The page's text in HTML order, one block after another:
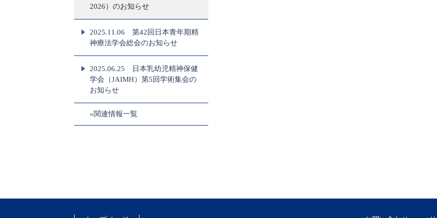
2026）のお知らせ
2025.11.06 第42回日本青年期精
神療法学会総会のお知らせ
2025.06.25 日本乳幼児精神保健
学会（JAIMH）第5回学術集会の
お知らせ
»関連情報一覧